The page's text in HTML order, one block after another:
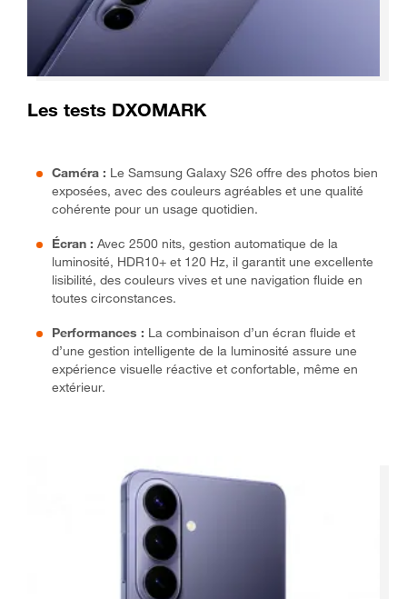
Les tests DXOMARK
Caméra : Le Samsung Galaxy S26 offre des photos bien
exposées, avec des couleurs agréables et une qualité
cohérente pour un usage quotidien.
Écran : Avec 2500 nits, gestion automatique de la
luminosité, HDR10+ et 120 Hz, il garantit une excellente
lisibilité, des couleurs vives et une navigation fluide en
toutes circonstances.
Performances : La combinaison d’un écran fluide et
d’une gestion intelligente de la luminosité assure une
expérience visuelle réactive et confortable, même en
extérieur.